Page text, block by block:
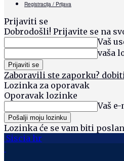
Registracija / Prijava
Prijaviti se
Dobrodošli! Prijavite se na
Vaš
vaša
Zaboravili ste zaporku?
Lozinka za oporavak
Oporavak lozinke
Vaš
Lozinka će se vam biti
Siscia hr